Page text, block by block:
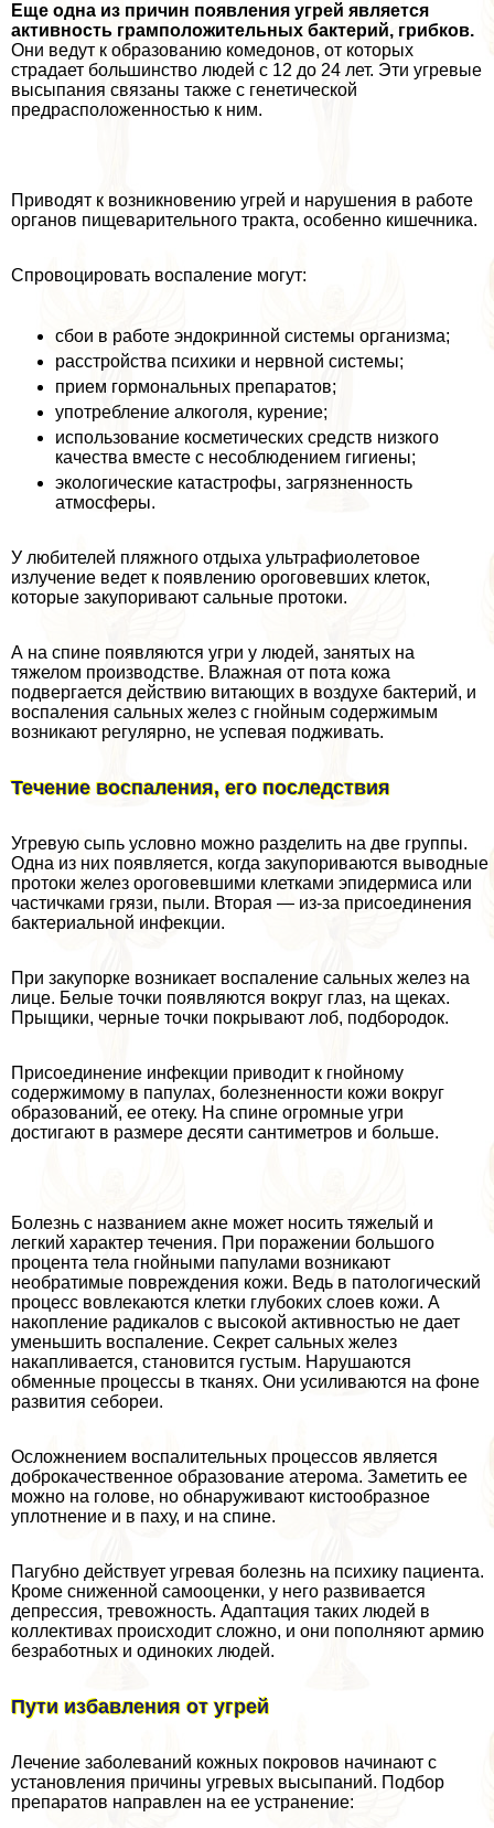
Еще одна из причин появления угрей является
активность грамположительных бактерий, грибков.
Они ведут к образованию комедонов, от которых
страдает большинство людей с 12 до 24 лет. Эти угревые
высыпания связаны также с генетической
предрасположенностью к ним.
Приводят к возникновению угрей и нарушения в работе
органов пищеварительного тpaкта, особенно кишечника.
Спровоцировать воспаление могут:
сбои в работе эндокринной системы организма;
расстройства психики и нервной системы;
прием гормональных препаратов;
употрeбление алкоголя, курение;
использование косметических средств низкого
качества вместе с несоблюдением гигиены;
экологические катастрофы, загрязненность
атмосферы.
У любителей пляжного отдыха ультрафиолетовое
излучение ведет к появлению ороговевших клеток,
которые закупоривают сальные протоки.
А на спине появляются угри у людей, занятых на
тяжелом производстве. Влажная от пота кожа
подвергается действию витающих в воздухе бактерий, и
воспаления сальных желез с гнойным содержимым
возникают регулярно, не успевая подживать.
Течение воспаления, его последствия
Угревую сыпь условно можно разделить на две группы.
Одна из них появляется, когда закупориваются выводные
протоки желез ороговевшими клетками эпидермиса или
частичками грязи, пыли. Вторая — из-за присоединения
бактериальной инфекции.
При закупорке возникает воспаление сальных желез на
лице. Белые точки появляются вокруг глаз, на щеках.
Прыщики, черные точки покрывают лоб, подбородок.
Присоединение инфекции приводит к гнойному
содержимому в папулах, болезненности кожи вокруг
образований, ее отеку. На спине огромные угри
достигают в размере десяти сантиметров и больше.
Болезнь с названием акне может носить тяжелый и
легкий хаpaктер течения. При поражении большого
процента тела гнойными папулами возникают
необратимые повреждения кожи. Ведь в патологический
процесс вовлекаются клетки глубоких слоев кожи. А
накопление радикалов с высокой активностью не дает
уменьшить воспаление. Секрет сальных желез
накапливается, становится густым. Нарушаются
обменные процессы в тканях. Они усиливаются на фоне
развития себореи.
Осложнением воспалительных процессов является
доброкачественное образование атерома. Заметить ее
можно на голове, но обнаруживают кистообразное
уплотнение и в паху, и на спине.
Пагубно действует угревая болезнь на психику пациента.
Кроме сниженной самооценки, у него развивается
депрессия, тревожность. Адаптация таких людей в
коллективах происходит сложно, и они пополняют армию
безработных и одиноких людей.
Пути избавления от угрей
Лечение заболеваний кожных покровов начинают с
установления причины угревых высыпаний. Подбор
препаратов направлен на ее устранение: